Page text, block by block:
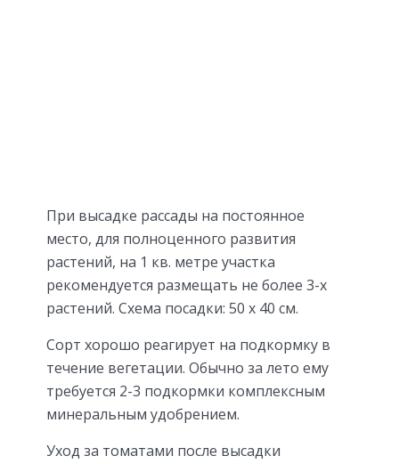
При высадке рассады на постоянное
место, для полноценного развития
растений, на 1 кв. метре участка
рекомендуется размещать не более 3-х
растений. Схема посадки: 50 х 40 см.
Сорт хорошо реагирует на подкормку в
течение вегетации. Обычно за лето ему
требуется 2-3 подкормки комплексным
минеральным удобрением.
Уход за томатами после высадки